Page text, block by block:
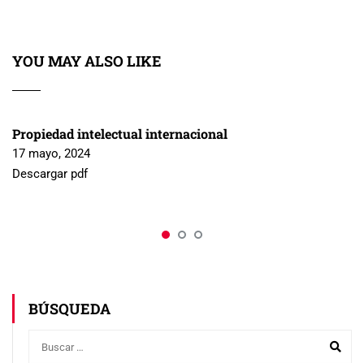
YOU MAY ALSO LIKE
Propiedad intelectual internacional
17 mayo, 2024
Descargar pdf
BÚSQUEDA